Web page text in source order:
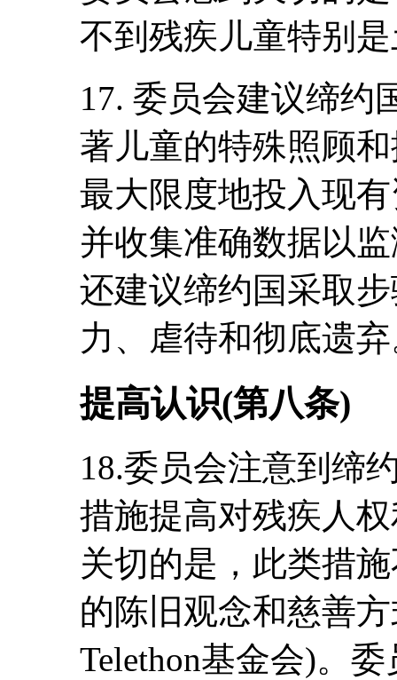
不到残疾儿童特别
17. 委员会建议缔约
著儿童的特殊照顾
最大限度地投入现
并收集准确数据以
还建议缔约国采取
力、虐待和彻底遗
提高认识(第八条)
18.委员会注意到缔
措施提高对残疾人
关切的是，此类措
的陈旧观念和慈善
Telethon基金会)。